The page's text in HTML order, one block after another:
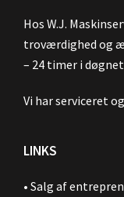
Hos W.J.
troværdighed og
– 24 timer i
Vi har serviceret
LINKS
• Salg af